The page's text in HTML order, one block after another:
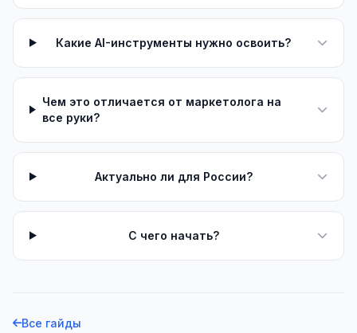
Какие AI-инструменты нужно освоить?
Чем это отличается от маркетолога на
все руки?
Актуально ли для России?
С чего начать?
Все гайды